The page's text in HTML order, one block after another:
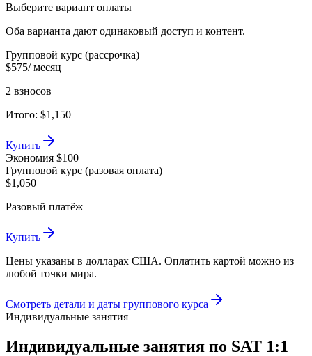
Выберите вариант оплаты
Оба варианта дают одинаковый доступ и контент.
Групповой курс (рассрочка)
$575/ месяц
2 взносов
Итого: $1,150
Купить
Экономия $100
Групповой курс (разовая оплата)
$1,050
Разовый платёж
Купить
Цены указаны в долларах США. Оплатить картой можно из
любой точки мира.
Смотреть детали и даты группового курса
Индивидуальные занятия
Индивидуальные занятия по SAT 1:1